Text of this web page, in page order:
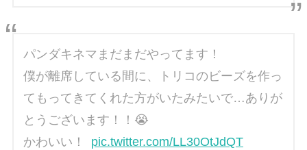
パンダキネマまだまだやってます！
僕が離席している間に、トリコのビーズを作っ
てもってきてくれた方がいたみたいで…ありが
とうございます！！😭
かわいい！
pic.twitter.com/LL30OtJdQT